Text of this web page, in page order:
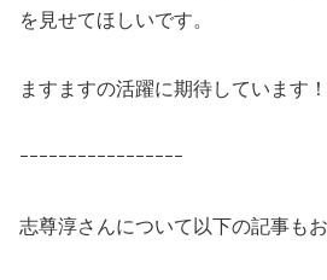
を見せてほしいです。
ますますの活躍に期待しています！
ｰｰｰｰｰｰｰｰｰｰｰｰｰｰｰｰｰ
志尊淳さんについて以下の記事も